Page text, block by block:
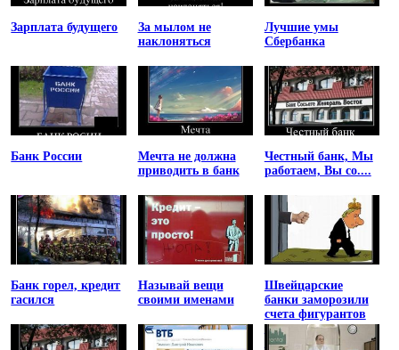
Зарплата будущего
За мылом не
наклоняться
Лучшие умы
Сбербанка
Банк России
Мечта не должна
приводить в банк
Честный банк, Мы
работаем, Вы со....
Банк горел, кредит
гасился
Называй вещи
своими именами
Швейцарские
банки заморозили
счета фигурантов
списка
Магнитского